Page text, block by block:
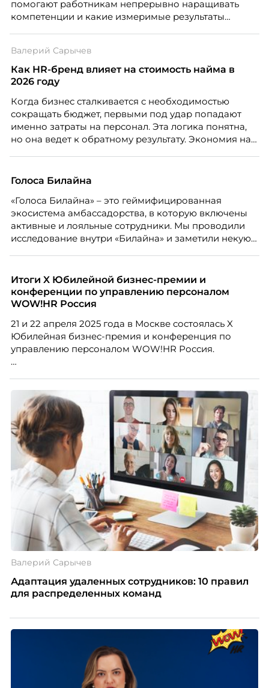
помогают работникам непрерывно наращивать
компетенции и какие измеримые результаты
закупкам направления «Минеральная изоляция»
компании ТЕХНОНИКОЛЬ.
Валерий Сарычев
Как HR-бренд влияет на стоимость найма в
2026 году
Когда бизнес сталкивается с необходимостью
сокращать бюджет, первыми под удар попадают
именно затраты на персонал. Эта логика понятна,
но она ведет к обратному результату. Экономия на
значит – сокращает доходы бизнеса.
Голоса Билайна
«Голоса Билайна» – это геймифицированная
экосистема амбассадорства, в которую включены
активные и лояльные сотрудники. Мы проводили
исследование внутри «Билайна» и заметили некую
благодарности и публичного признания.
Итоги X Юбилейной бизнес-премии и
конференции по управлению персоналом
WOW!HR Россия
21 и 22 апреля 2025 года в Москве состоялась X
Юбилейная бизнес-премия и конференция по
управлению персоналом WOW!HR Россия.
номинантов и гостей мероприятия.
Валерий Сарычев
Адаптация удаленных сотрудников: 10 правил
для распределенных команд